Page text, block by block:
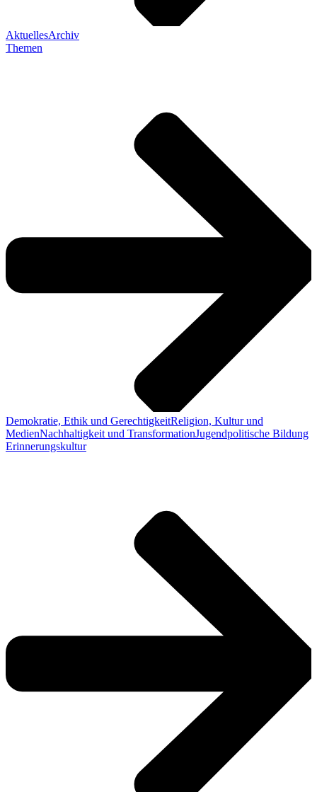
AktuellesArchiv
Themen
Demokratie, Ethik und GerechtigkeitReligion, Kultur und
MedienNachhaltigkeit und TransformationJugendpolitische Bildung
Erinnerungskultur